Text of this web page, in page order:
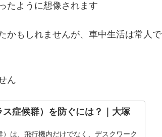
たように想像されます
かもしれませんが、車中生活は常人で
ん
症候群）を防ぐには？｜大塚
は、飛行機内だけでなく、デスクワーク